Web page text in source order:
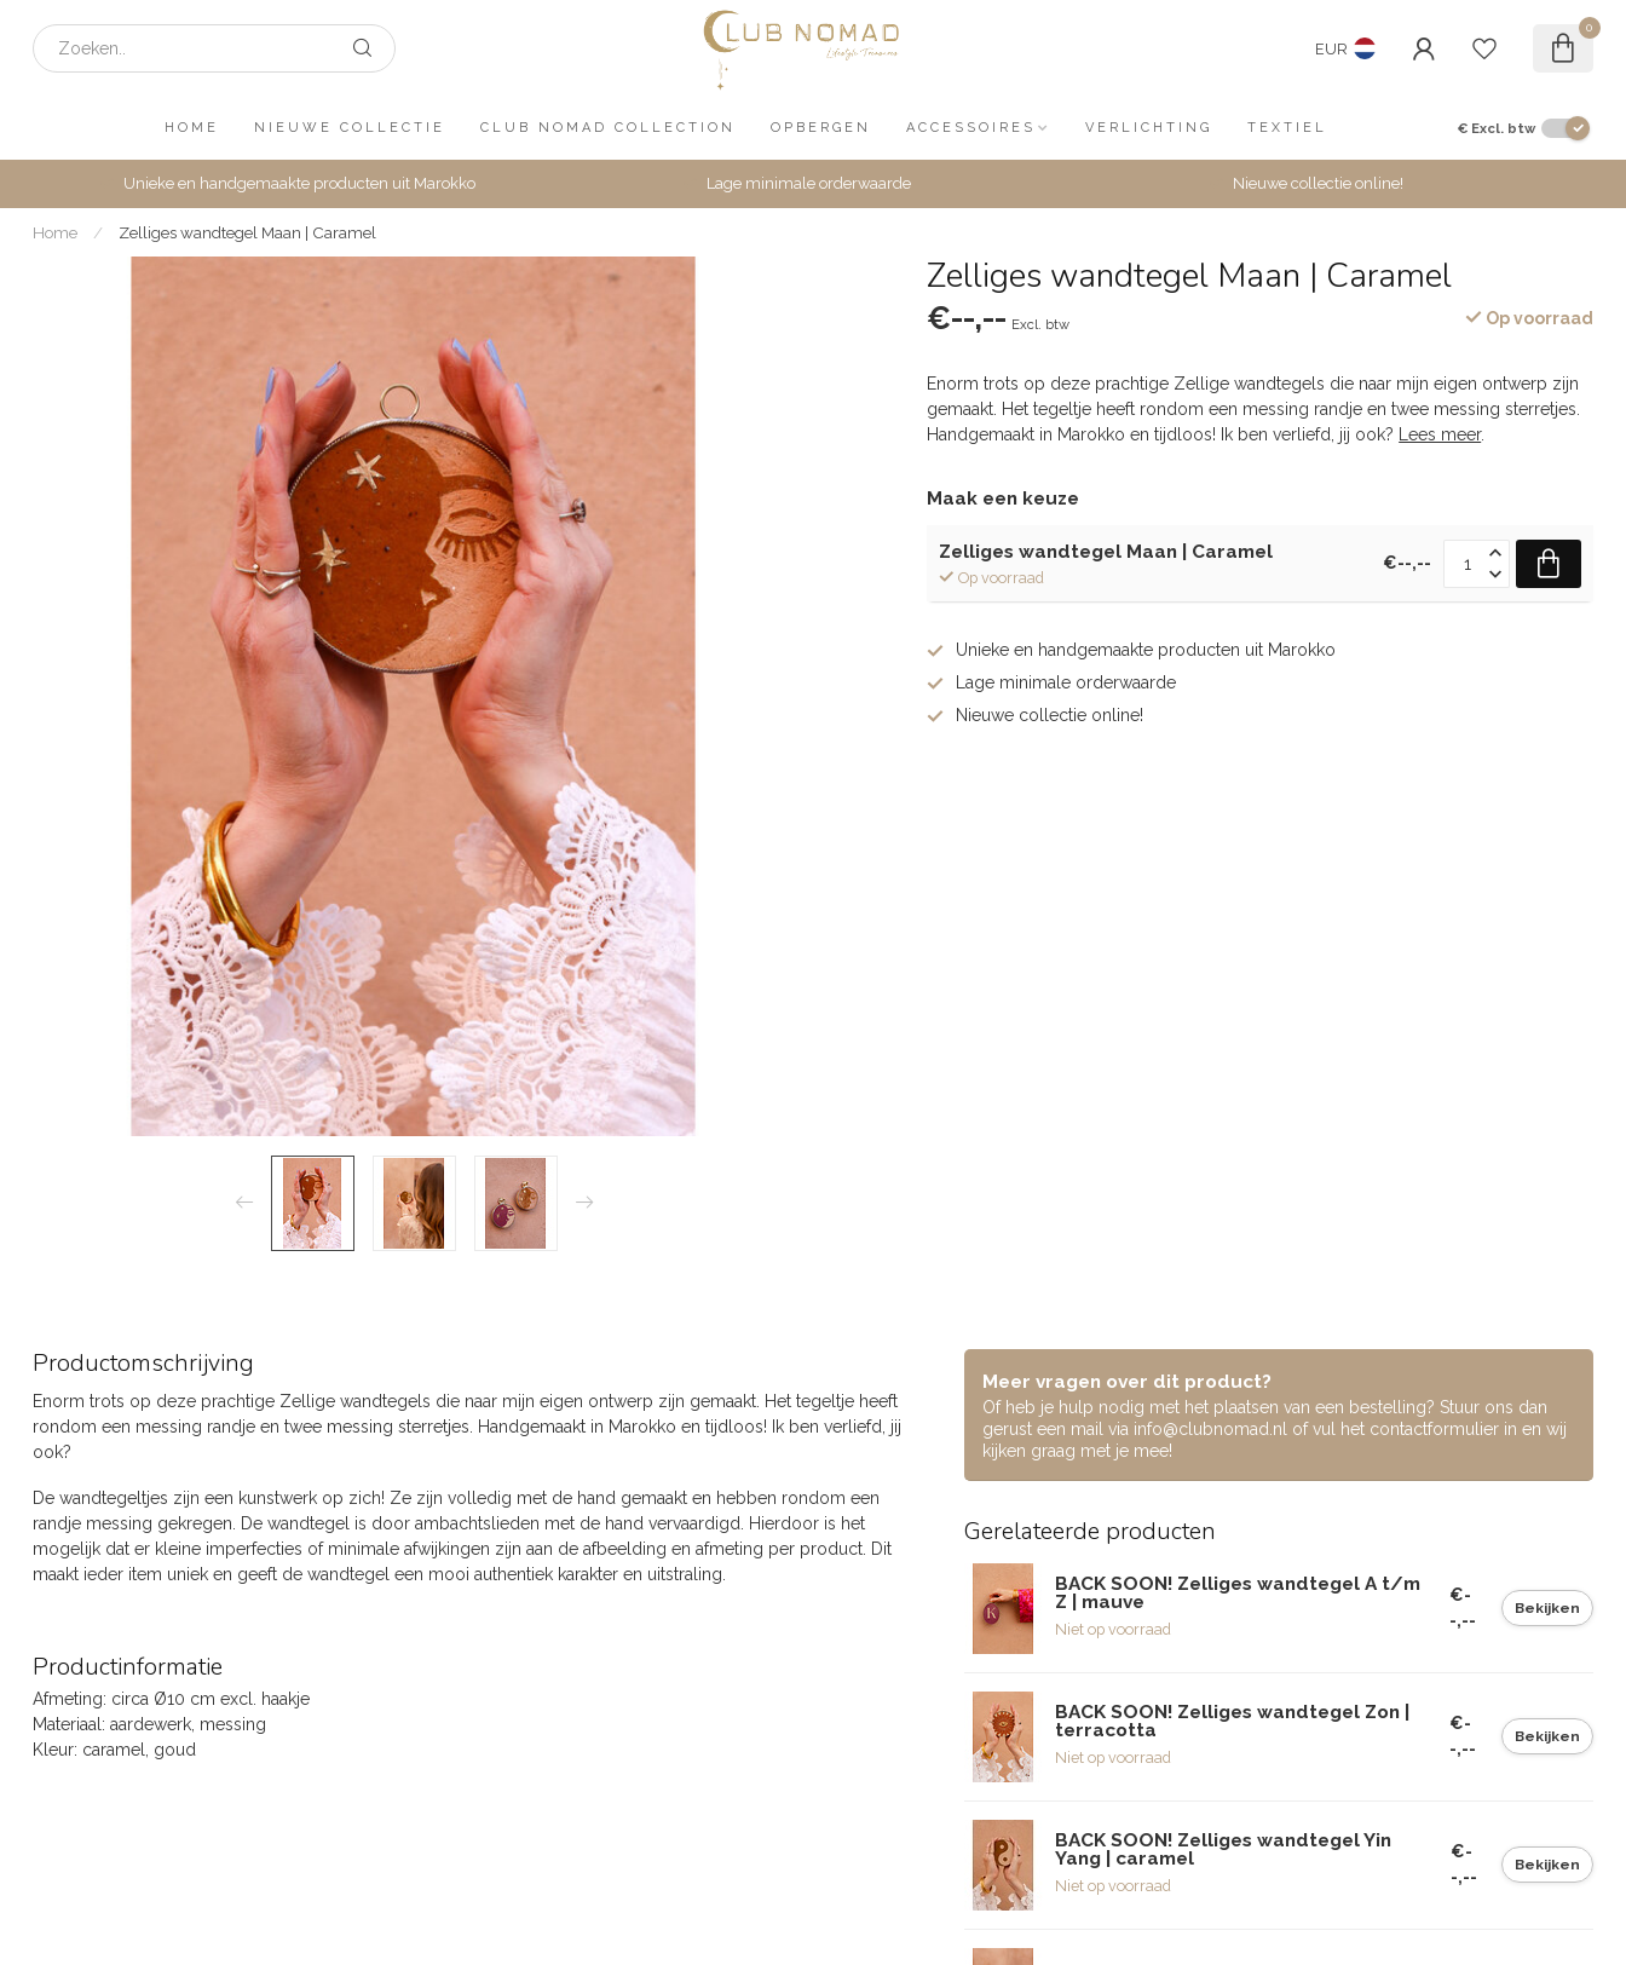
EUR
0
HOME NIEUWE COLLECTIE CLUB NOMAD COLLECTION OPBERGEN ACCESSOIRES VERLICHTING TEXTIEL € Excl. btw
Unieke en handgemaakte producten uit Marokko Lage minimale orderwaarde Nieuwe collectie online!
Home / Zelliges wandtegel Maan | Caramel
Zelliges wandtegel Maan | Caramel
€--,-- Excl. btw Op voorraad
Enorm trots op deze prachtige Zellige wandtegels die naar mijn eigen ontwerp zijn
gemaakt. Het tegeltje heeft rondom een messing randje en twee messing sterretjes.
Handgemaakt in Marokko en tijdloos! Ik ben verliefd, jij ook?
Lees meer.
Maak een keuze
Zelliges wandtegel Maan | Caramel
Op voorraad
€--,--
Unieke en handgemaakte producten uit Marokko
Lage minimale orderwaarde
Nieuwe collectie online!
Productomschrijving
Enorm trots op deze prachtige Zellige wandtegels die naar mijn eigen ontwerp zijn gemaakt. Het tegeltje heeft
rondom een messing randje en twee messing sterretjes. Handgemaakt in Marokko en tijdloos! Ik ben verliefd, jij
ook?
De wandtegeltjes zijn een kunstwerk op zich! Ze zijn volledig met de hand gemaakt en hebben rondom een
randje messing gekregen. De wandtegel is door ambachtslieden met de hand vervaardigd. Hierdoor is het
mogelijk dat er kleine imperfecties of minimale afwijkingen zijn aan de afbeelding en afmeting per product. Dit
maakt ieder item uniek en geeft de wandtegel een mooi authentiek karakter en uitstraling.
Productinformatie
Afmeting: circa Ø10 cm excl. haakje
Materiaal: aardewerk, messing
Kleur: caramel, goud
Meer vragen over dit product?
Of heb je hulp nodig met het plaatsen van een bestelling? Stuur ons dan
gerust een mail via info@clubnomad.nl
of vul het contactformulier in en wij
kijken graag met je mee!
Gerelateerde producten
BACK SOON! Zelliges wandtegel A t/m
Z | mauve
Niet op voorraad
€-
-,--
Bekijken
BACK SOON! Zelliges wandtegel Zon |
terracotta
Niet op voorraad
€-
-,--
Bekijken
BACK SOON! Zelliges wandtegel Yin
Yang | caramel
Niet op voorraad
€-
-,--
Bekijken